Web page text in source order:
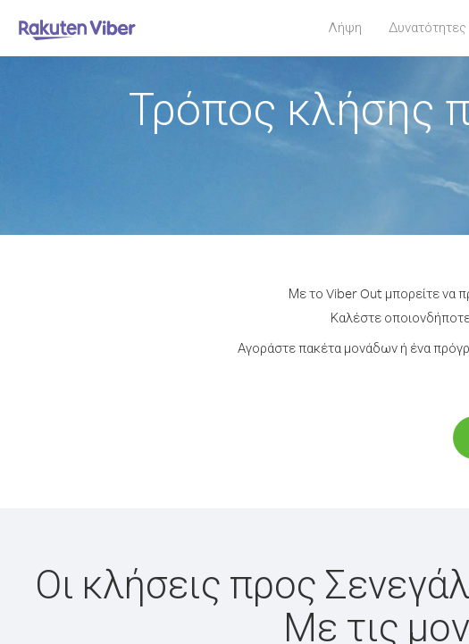
Λήψη Δυνατότητες
Τρόπος κλήσης
Με το Viber Out μπορείτε να
Καλέστε
Αγοράστε πακέτα μονάδων ή ένα
Οι κλήσεις προς
Με τις